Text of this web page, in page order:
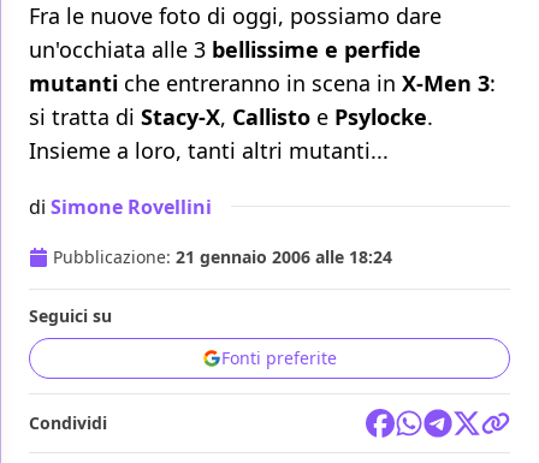
Fra le nuove foto di oggi, possiamo dare
un'occhiata alle 3 bellissime e perfide
mutanti che entreranno in scena in X-Men 3:
si tratta di Stacy-X, Callisto e Psylocke.
Insieme a loro, tanti altri mutanti...
di Simone Rovellini
Pubblicazione: 21 gennaio 2006 alle 18:24
Seguici su
Fonti preferite
Condividi